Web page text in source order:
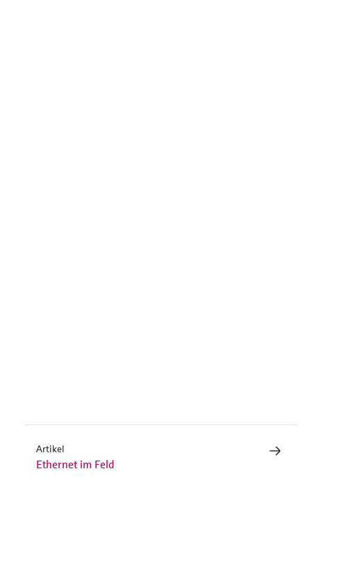
Artikel
Ethernet im Feld